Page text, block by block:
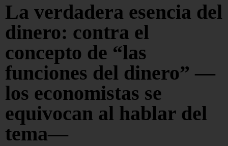
La verdadera esencia del
dinero: contra el
concepto de “las
funciones del dinero” —
los economistas se
equivocan al hablar del
tema—